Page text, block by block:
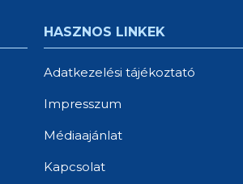
HASZNOS LINKEK
Adatkezelési tájékoztató
Impresszum
Médiaajánlat
Kapcsolat